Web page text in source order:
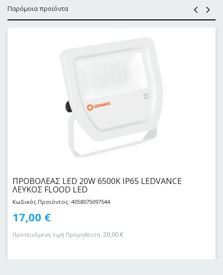
Παρόμοια προϊόντα
ΠΡΟΒΟΛΕΑΣ LED 20W 6500Κ IP65 LEDVANCE
ΛΕΥΚΟΣ FLOOD LED
Κωδικός Προϊόντος: 4058075097544
17,00 €
Προτεινόμενη τιμή Προμηθευτή: 20,00€